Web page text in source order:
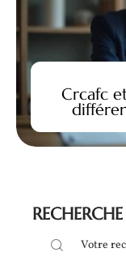
Crcafc
RECHERCHE